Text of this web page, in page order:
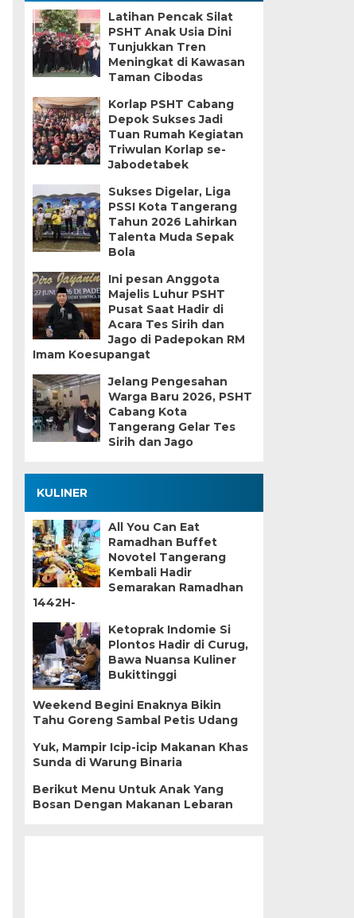
Latihan Pencak Silat
PSHT Anak Usia Dini
Tunjukkan Tren
Meningkat di Kawasan
Taman Cibodas
Korlap PSHT Cabang
Depok Sukses Jadi
Tuan Rumah Kegiatan
Triwulan Korlap se-
Jabodetabek
Sukses Digelar, Liga
PSSI Kota Tangerang
Tahun 2026 Lahirkan
Talenta Muda Sepak
Bola
Ini pesan Anggota
Majelis Luhur PSHT
Pusat Saat Hadir di
Acara Tes Sirih dan
Jago di Padepokan RM
Imam Koesupangat
Jelang Pengesahan
Warga Baru 2026, PSHT
Cabang Kota
Tangerang Gelar Tes
Sirih dan Jago
KULINER
All You Can Eat
Ramadhan Buffet
Novotel Tangerang
Kembali Hadir
Semarakan Ramadhan
1442H-
Ketoprak Indomie Si
Plontos Hadir di Curug,
Bawa Nuansa Kuliner
Bukittinggi
Weekend Begini Enaknya Bikin
Tahu Goreng Sambal Petis Udang
Yuk, Mampir Icip-icip Makanan Khas
Sunda di Warung Binaria
Berikut Menu Untuk Anak Yang
Bosan Dengan Makanan Lebaran